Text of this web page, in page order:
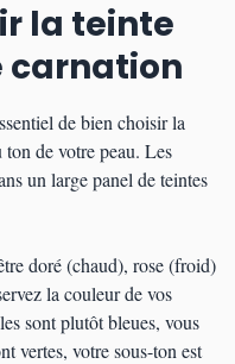
la teinte
carnation
de bien choisir la
de votre peau. Les
un large panel de teintes
doré (chaud), rose (froid)
la couleur de vos
sont plutôt bleues, vous
vertes, votre sous-ton est